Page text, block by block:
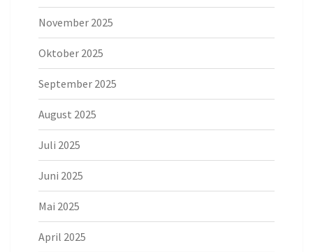
November 2025
Oktober 2025
September 2025
August 2025
Juli 2025
Juni 2025
Mai 2025
April 2025